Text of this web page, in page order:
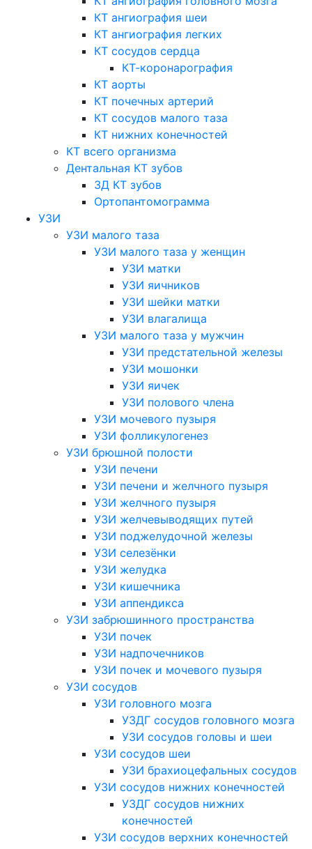
КТ ангиография шеи
КТ ангиография легких
КТ сосудов сердца
КТ-коронарография
КТ аорты
КТ почечных артерий
КТ сосудов малого таза
КТ нижних конечностей
КТ всего организма
Дентальная КТ зубов
3Д КТ зубов
Ортопантомограмма
УЗИ
УЗИ малого таза
УЗИ малого таза у женщин
УЗИ матки
УЗИ яичников
УЗИ шейки матки
УЗИ влагалища
УЗИ малого таза у мужчин
УЗИ предстательной железы
УЗИ мошонки
УЗИ яичек
УЗИ полового члена
УЗИ мочевого пузыря
УЗИ фолликулогенез
УЗИ брюшной полости
УЗИ печени
УЗИ печени и желчного пузыря
УЗИ желчного пузыря
УЗИ желчевыводящих путей
УЗИ поджелудочной железы
УЗИ селезёнки
УЗИ желудка
УЗИ кишечника
УЗИ аппендикса
УЗИ забрюшинного пространства
УЗИ почек
УЗИ надпочечников
УЗИ почек и мочевого пузыря
УЗИ сосудов
УЗИ головного мозга
УЗДГ сосудов головного мозга
УЗИ сосудов головы и шеи
УЗИ сосудов шеи
УЗИ брахиоцефальных сосудов
УЗИ сосудов нижних конечностей
УЗДГ сосудов нижних
конечностей
УЗИ сосудов верхних конечностей